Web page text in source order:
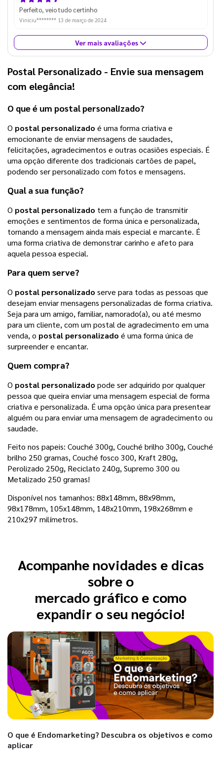
Perfeito, veio tudo certinho
Viniciu******** 13 de março de 2024
Ver mais avaliações
Postal Personalizado - Envie sua mensagem
com elegância!
O que é um postal personalizado?
O postal personalizado é uma forma criativa e
emocionante de enviar mensagens de saudades,
felicitações, agradecimentos e outras ocasiões especiais. É
uma opção diferente dos tradicionais cartões de papel,
podendo ser personalizado com fotos e mensagens.
Qual a sua função?
O postal personalizado tem a função de transmitir
emoções e sentimentos de forma única e personalizada,
tornando a mensagem ainda mais especial e marcante. É
uma forma criativa de demonstrar carinho e afeto para
aquela pessoa especial.
Para quem serve?
O postal personalizado serve para todas as pessoas que
desejam enviar mensagens personalizadas de forma criativa.
Seja para um amigo, familiar, namorado(a), ou até mesmo
para um cliente, com um postal de agradecimento em uma
venda, o postal personalizado é uma forma única de
surpreender e encantar.
Quem compra?
O postal personalizado pode ser adquirido por qualquer
pessoa que queira enviar uma mensagem especial de forma
criativa e personalizada. É uma opção única para presentear
alguém ou para enviar uma mensagem de agradecimento ou
saudade.
Feito nos papeis: Couché 300g, Couché brilho 300g, Couché
brilho 250 gramas, Couché fosco 300, Kraft 280g,
Perolizado 250g, Reciclato 240g, Supremo 300 ou
Metalizado 250 gramas!
Disponível nos tamanhos: 88x148mm, 88x98mm,
98x178mm, 105x148mm, 148x210mm, 198x268mm e
210x297 milímetros.
Acompanhe novidades e dicas
sobre o
mercado gráfico e como
expandir o seu negócio!
O que é Endomarketing? Descubra os objetivos e como
aplicar